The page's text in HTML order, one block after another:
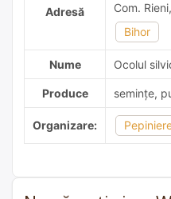
Adresă
Com.
Bihor
Nume Ocolul
Produce semințe,
Organizare: